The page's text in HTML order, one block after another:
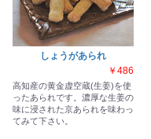
しょうがあられ
￥486
高知産の黄金虚空蔵(生姜)を使
ったあられです。濃厚な生姜の
味に浸された京あられを味わっ
てみて下さい。